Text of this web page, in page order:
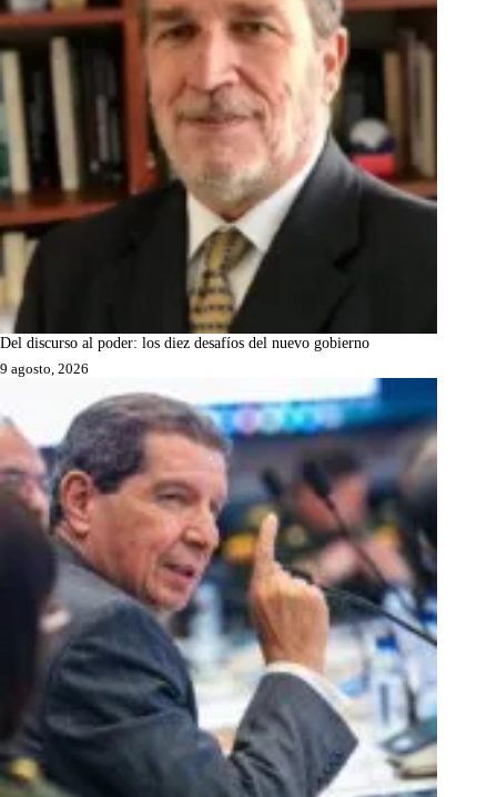
Del discurso al poder: los diez desafíos del nuevo gobierno
9 agosto, 2026